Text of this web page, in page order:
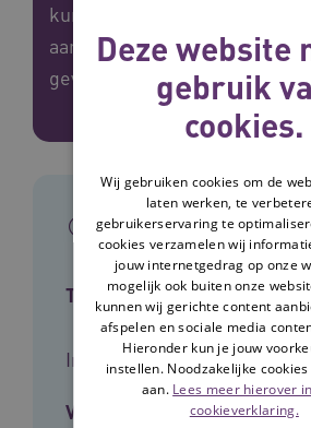
kunnen knuffelproducten een
aanvulling zijn om een warm
gevoel te geven. Ontdek wat
In het kort
Type tool
Infographic
Voor wie
Deze website
gebruik
cookies.
Wij gebruiken cookies om de
laten werken, te
gebruikerservaring te
cookies verzamelen wij
jouw internetgedrag op onze
mogelijk ook buiten onze
kunnen wij gerichte content
afspelen en sociale media
Hieronder kun je jouw
instellen. Noodzakelijke
aan. Lees meer hierover
cookieverklaring.